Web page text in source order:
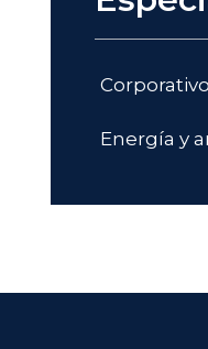
Energía y